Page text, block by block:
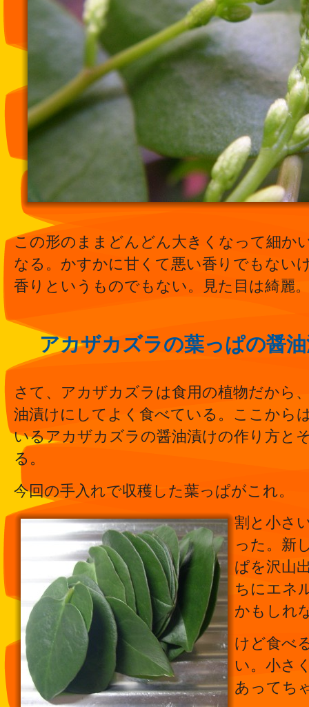
この形のままどんどん大きくなって細か
なる。かすかに甘くて悪い香りでもない
香りというものでもない。見た目は綺麗
アカザカズラの葉っぱの醤
さて、アカザカズラは食用の植物だから
油漬けにしてよく食べている。ここから
いるアカザカズラの醤油漬けの作り方と
る。
今回の手入れで収穫した葉っぱがこれ。
割と小さ
った。新
ぱを沢山
ちにエネ
かもしれ
けど食べ
い。小さ
あってち